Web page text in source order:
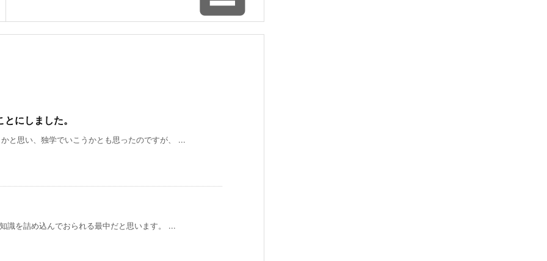
にしました。
と思い、独学でいこうかとも思ったのですが、 ...
識を詰め込んでおられる最中だと思います。 ...